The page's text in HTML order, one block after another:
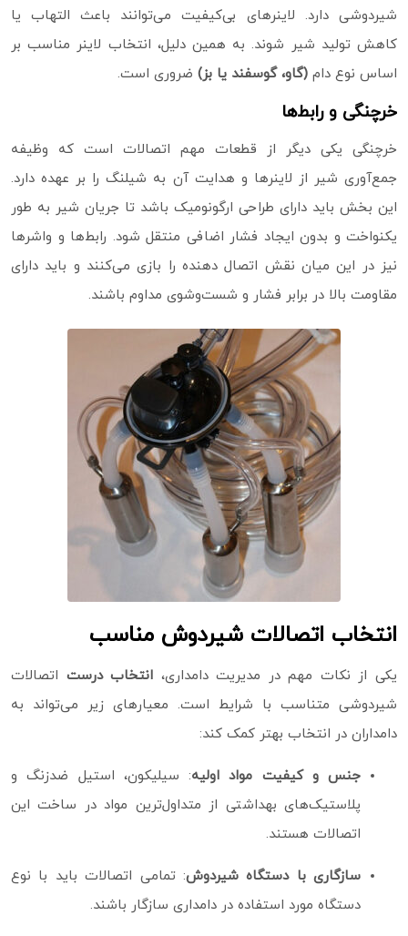
شیردوشی دارد. لاینرهای بی‌کیفیت می‌توانند باعث التهاب یا
کاهش تولید شیر شوند. به همین دلیل، انتخاب لاینر مناسب بر
اساس نوع دام (گاو، گوسفند یا بز) ضروری است.
خرچنگی و رابط‌ها
خرچنگی یکی دیگر از قطعات مهم اتصالات است که وظیفه
جمع‌آوری شیر از لاینرها و هدایت آن به شیلنگ را بر عهده دارد.
این بخش باید دارای طراحی ارگونومیک باشد تا جریان شیر به‌ طور
یکنواخت و بدون ایجاد فشار اضافی منتقل شود. رابط‌ها و واشرها
نیز در این میان نقش اتصال‌ دهنده را بازی می‌کنند و باید دارای
مقاومت بالا در برابر فشار و شست‌وشوی مداوم باشند.
انتخاب اتصالات شیردوش مناسب
یکی از نکات مهم در مدیریت دامداری، انتخاب درست اتصالات
شیردوشی متناسب با شرایط است. معیارهای زیر می‌تواند به
دامداران در انتخاب بهتر کمک کند:
جنس و کیفیت مواد اولیه: سیلیکون، استیل ضدزنگ و
پلاستیک‌های بهداشتی از متداول‌ترین مواد در ساخت این
اتصالات هستند.
سازگاری با دستگاه شیردوش: تمامی اتصالات باید با نوع
دستگاه مورد استفاده در دامداری سازگار باشند.